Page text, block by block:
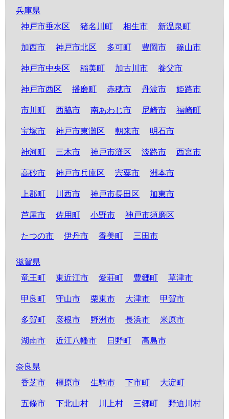
兵庫県
神戸市垂水区
猪名川町 相生市 新温泉町
加西市 神戸市北区 多可町 豊岡市 篠山市
神戸市中央区 稲美町 加古川市 養父市
神戸市西区 播磨町 赤穂市 丹波市 姫路市
市川町 西脇市 南あわじ市 尼崎市 福崎町
宝塚市 神戸市東灘区 朝来市 明石市
神河町 三木市 神戸市灘区 淡路市 西宮市
高砂市 神戸市兵庫区 宍粟市 洲本市
上郡町 川西市 神戸市長田区 加東市
芦屋市 佐用町 小野市 神戸市須磨区
たつの市 伊丹市 香美町 三田市
滋賀県
竜王町
東近江市 愛荘町 豊郷町 草津市
甲良町 守山市 栗東市 大津市 甲賀市
多賀町 彦根市 野洲市 長浜市 米原市
湖南市 近江八幡市 日野町 高島市
奈良県
香芝市
橿原市 生駒市 下市町 大淀町
五條市 下北山村 川上村 三郷町 野迫川村